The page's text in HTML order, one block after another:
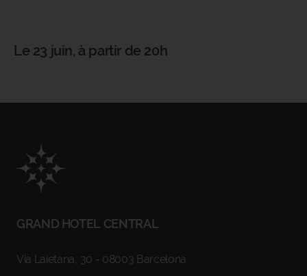
ARRIVÉE - DÉPART
SÉLECTIONNER DATES
OCCUPATION
Le 23 juin, à partir de 20h
GRAND HOTEL CENTRAL
Via Laietana, 30 - 08003 Barcelona